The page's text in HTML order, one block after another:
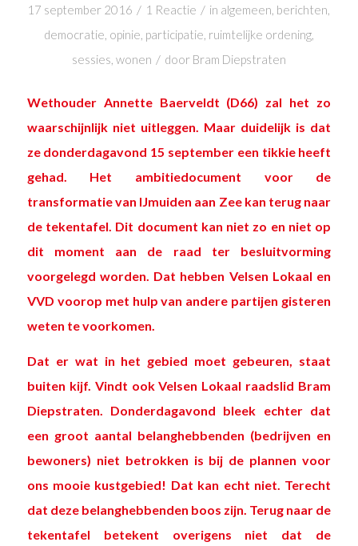
17 september 2016 / 1 Reactie / in algemeen, berichten,
democratie, opinie, participatie, ruimtelijke ordening,
sessies, wonen / door Bram Diepstraten
Wethouder Annette Baerveldt (D66) zal het zo
waarschijnlijk niet uitleggen. Maar duidelijk is dat
ze donderdagavond 15 september een tikkie heeft
gehad. Het ambitiedocument voor de
transformatie van IJmuiden aan Zee kan terug naar
de tekentafel. Dit document kan niet zo en niet op
dit moment aan de raad ter besluitvorming
voorgelegd worden. Dat hebben Velsen Lokaal en
VVD voorop met hulp van andere partijen gisteren
weten te voorkomen.
Dat er wat in het gebied moet gebeuren, staat
buiten kijf. Vindt ook Velsen Lokaal raadslid Bram
Diepstraten. Donderdagavond bleek echter dat
een groot aantal belanghebbenden (bedrijven en
bewoners) niet betrokken is bij de plannen voor
ons mooie kustgebied! Dat kan echt niet. Terecht
dat deze belanghebbenden boos zijn. Terug naar de
tekentafel betekent overigens niet dat de